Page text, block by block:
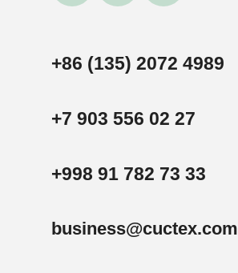
business@cuctex.com
+86 (135) 2072 4989
+7 903 556 02 27
+998 91 782 73 33